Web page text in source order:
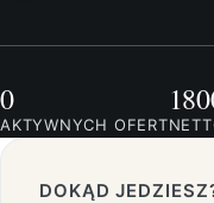
0
AKTYWNYCH OFERT
DOKĄD